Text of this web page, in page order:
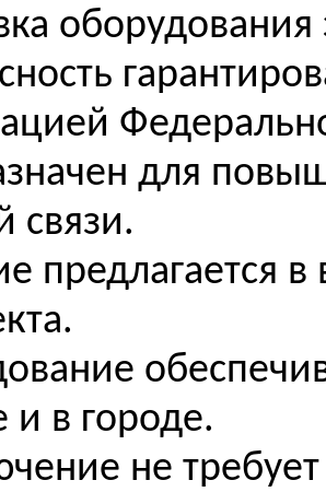
для
связи.
предлагается в
и в городе.
не